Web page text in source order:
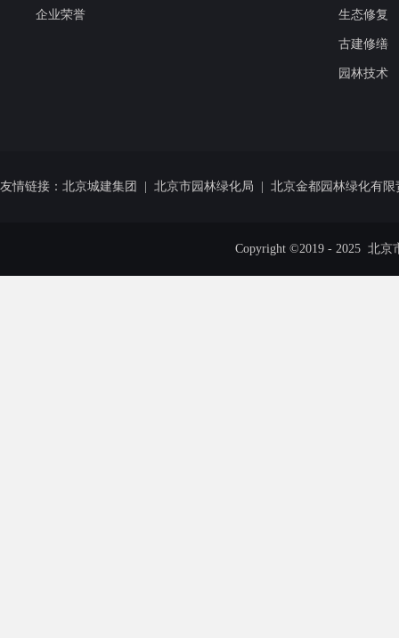
企业荣誉 生态修复
古建修缮
园林技术
友情链接： 北京城建集团 北京市园林绿化局 北京金都园林绿化有限
Copyright ©2019 - 2025 北京